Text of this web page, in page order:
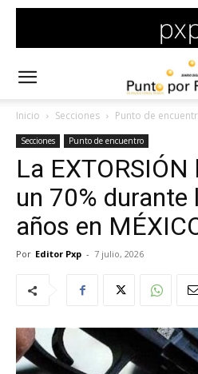
Inicio Secciones Punto de
Secciones Punto de encuentro
La
un 70%
años en
Por Editor Pxp - 7 julio, 2026